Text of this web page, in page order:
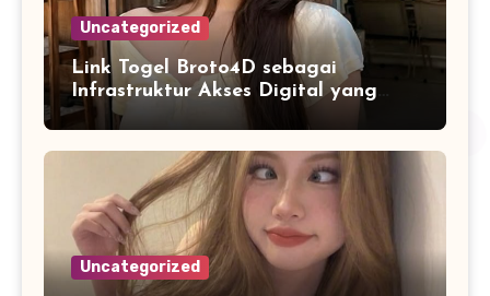
Uncategorized
Link Togel Broto4D sebagai
Infrastruktur Akses Digital yang
Lebih Stabil dan Cepat
Uncategorized